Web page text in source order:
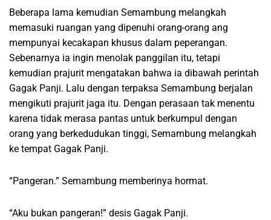
Beberapa lama kemudian Semambung melangkah
memasuki ruangan yang dipenuhi orang-orang ang
mempunyai kecakapan khusus dalam peperangan.
Sebenarnya ia ingin menolak panggilan itu, tetapi
kemudian prajurit mengatakan bahwa ia dibawah perintah
Gagak Panji. Lalu dengan terpaksa Semambung berjalan
mengikuti prajurit jaga itu. Dengan perasaan tak menentu
karena tidak merasa pantas untuk berkumpul dengan
orang yang berkedudukan tinggi, Semambung melangkah
ke tempat Gagak Panji.
“Pangeran.” Semambung memberinya hormat.
“Aku bukan pangeran!” desis Gagak Panji.